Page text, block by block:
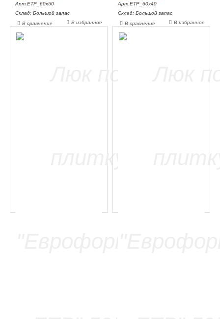
Арт.ЕТР_60х50
Склад: Большой запас
В избранное
В сравнение
Арт.ЕТР_60х40
Склад: Большой запас
В избранное
В сравнение